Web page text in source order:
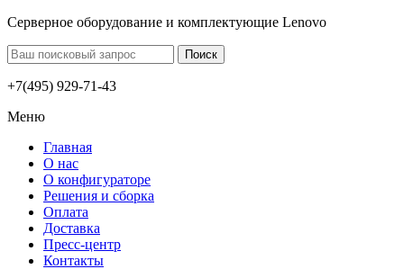
Серверное оборудование и комплектующие Lenovo
+7(495) 929-71-43
Меню
Главная
О нас
О конфигураторе
Решения и сборка
Оплата
Доставка
Пресс-центр
Контакты